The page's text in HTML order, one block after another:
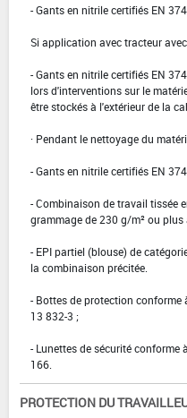
- Gants en nitrile certifiés EN
Si application avec tracteur
- Gants en nitrile certifiés EN
lors d'interventions sur le
être stockés à l'extérieur de la
· Pendant le nettoyage du
- Gants en nitrile certifiés EN
- Combinaison de travail tissée
grammage de 230 g/m² ou
- EPI partiel (blouse) de
la combinaison précitée.
- Bottes de protection conforme
13 832-3 ;
- Lunettes de sécurité conforme
166.
PROTECTION DU